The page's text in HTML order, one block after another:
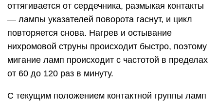
оттягивается от сердечника, размыкая контакты
— лампы указателей поворота гаснут, и цикл
повторяется снова. Нагрев и остывание
нихромовой струны происходит быстро, поэтому
мигание ламп происходит с частотой в пределах
от 60 до 120 раз в минуту.
С текущим положением контактной группы ламп